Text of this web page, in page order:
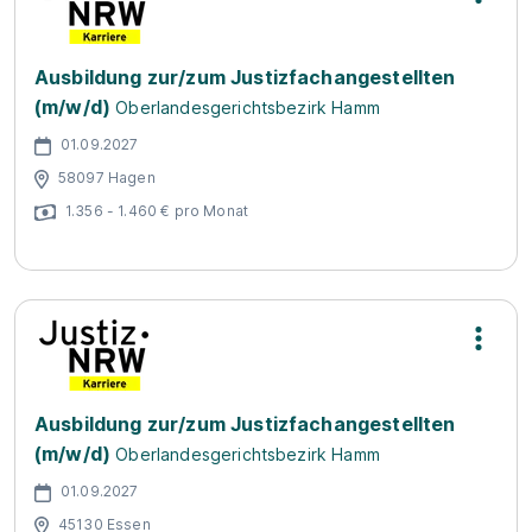
Ausbildung zur/zum Justizfachangestellten
(m/w/d) Oberlandesgerichtsbezirk Hamm
01.09.2027
58097 Hagen
1.356 - 1.460 € pro Monat
Ausbildung zur/zum Justizfachangestellten
(m/w/d) Oberlandesgerichtsbezirk Hamm
01.09.2027
45130 Essen